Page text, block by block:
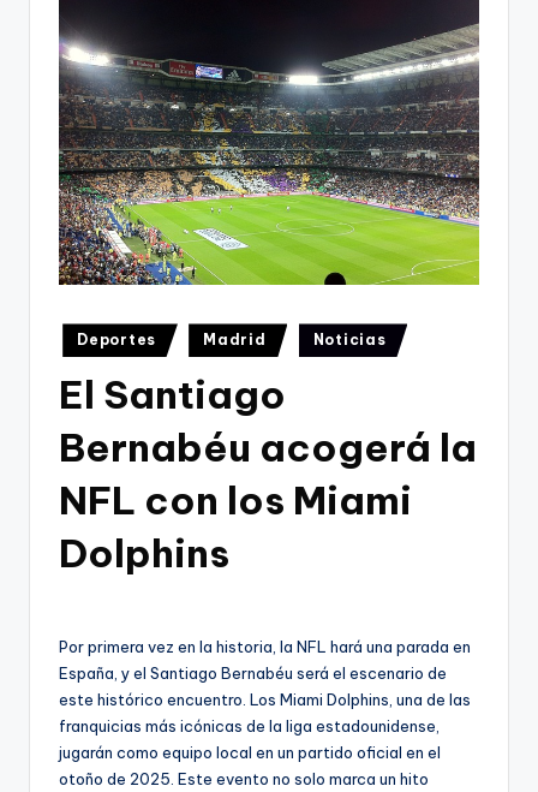
Publicado
en
Deportes Madrid Noticias
El Santiago
Bernabéu acogerá la
NFL con los Miami
Dolphins
Por primera vez en la historia, la NFL hará una parada en
España, y el Santiago Bernabéu será el escenario de
este histórico encuentro. Los Miami Dolphins, una de las
franquicias más icónicas de la liga estadounidense,
jugarán como equipo local en un partido oficial en el
otoño de 2025. Este evento no solo marca un hito